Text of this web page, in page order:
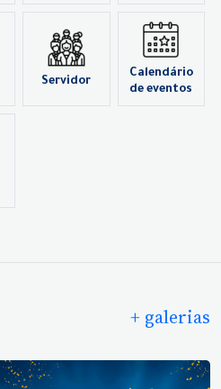
Servidor
Calendário
de eventos
+ galerias